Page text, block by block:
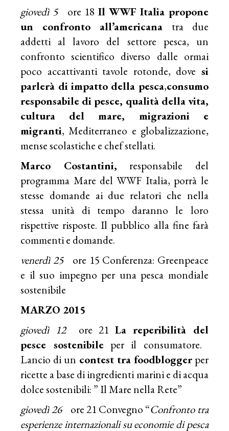
giovedì 5ore 18 Il WWF Italia propone
un confronto all’americana tra due
addetti al lavoro del settore pesca, un
confronto scientifico diverso dalle ormai
poco accattivanti tavole rotonde, dove si
parlerà di impatto della pesca,consumo
responsabile di pesce, qualità della vita,
cultura del mare, migrazioni e
migranti, Mediterraneo e globalizzazione,
mense scolastiche e chef stellati.
Marco Costantini, responsabile del
programma Mare del WWF Italia, porrà le
stesse domande ai due relatori che nella
stessa unità di tempo daranno le loro
rispettive risposte. Il pubblico alla fine farà
commenti e domande.
venerdì 25ore 15 Conferenza: Greenpeace
e il suo impegno per una pesca mondiale
sostenibile
MARZO 2015
giovedì 12
ore 21La reperibilità del
pesce sostenibileper il consumatore.
Lancio di un contest tra foodbloggerper
ricette a base di ingredienti marini e di acqua
dolce sostenibili: ” Il Mare nella Rete”
giovedì 26ore 21 Convegno “Confronto tra
esperienze internazionali su economie di pesca